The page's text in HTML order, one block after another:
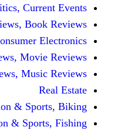
Politics,
Product Reviews,
Product Reviews, Consumer
Product Reviews,
Product Reviews,
Recreation &
Recreation &